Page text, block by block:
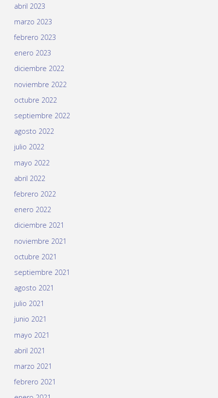
abril 2023
marzo 2023
febrero 2023
enero 2023
diciembre 2022
noviembre 2022
octubre 2022
septiembre 2022
agosto 2022
julio 2022
mayo 2022
abril 2022
febrero 2022
enero 2022
diciembre 2021
noviembre 2021
octubre 2021
septiembre 2021
agosto 2021
julio 2021
junio 2021
mayo 2021
abril 2021
marzo 2021
febrero 2021